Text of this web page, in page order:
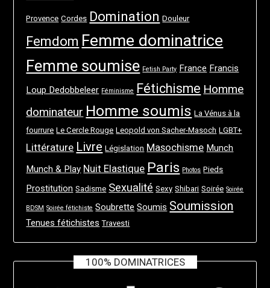
Provence Cordes Domination Douleur
Femdom Femme dominatrice
Femme soumise Fetish Party France Francis
Loup Dedobbeleer Féminisme Fétichisme Homme
dominateur Homme soumis La Vénus à la
fourrure Le Cercle Rouge Leopold von Sacher-Masoch LGBT+
Littérature Livre Législation Masochisme Munch
Munch & Play Nuit Elastique Paris Photos Pieds
Prostitution Sadisme Sexualité Sexy Shibari Soirée Soirée
BDSM Soirée fétichiste Soubrette Soumis Soumission
Tenues fétichistes Travesti
100% DOMINATRICES